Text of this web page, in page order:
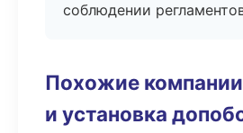
соблюдении
Похожие
и установка